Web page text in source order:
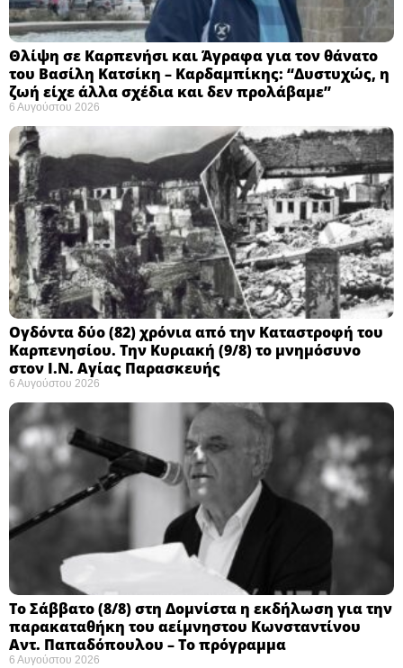
Θλίψη σε Καρπενήσι και Άγραφα για τον θάνατο
του Βασίλη Κατσίκη – Καρδαμπίκης: “Δυστυχώς, η
ζωή είχε άλλα σχέδια και δεν προλάβαμε”
6 Αυγούστου 2026
Ογδόντα δύο (82) χρόνια από την Καταστροφή του
Καρπενησίου. Την Κυριακή (9/8) το μνημόσυνο
στον Ι.Ν. Αγίας Παρασκευής
6 Αυγούστου 2026
Το Σάββατο (8/8) στη Δομνίστα η εκδήλωση για την
παρακαταθήκη του αείμνηστου Κωνσταντίνου
Αντ. Παπαδόπουλου – Το πρόγραμμα
6 Αυγούστου 2026